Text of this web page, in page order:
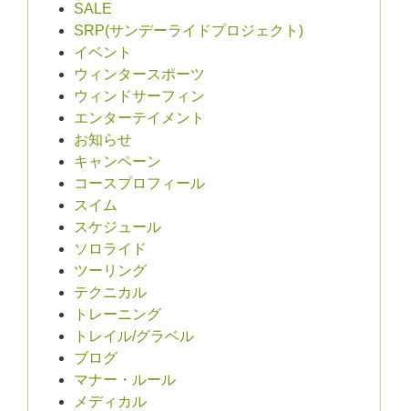
SALE
SRP(サンデーライドプロジェクト)
イベント
ウィンタースポーツ
ウィンドサーフィン
エンターテイメント
お知らせ
キャンペーン
コースプロフィール
スイム
スケジュール
ソロライド
ツーリング
テクニカル
トレーニング
トレイル/グラベル
ブログ
マナー・ルール
メディカル